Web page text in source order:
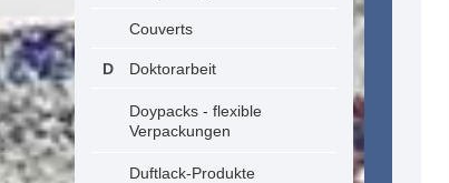
Couverts
Doktorarbeit
Doypacks - flexible
Verpackungen
Duftlack-Produkte